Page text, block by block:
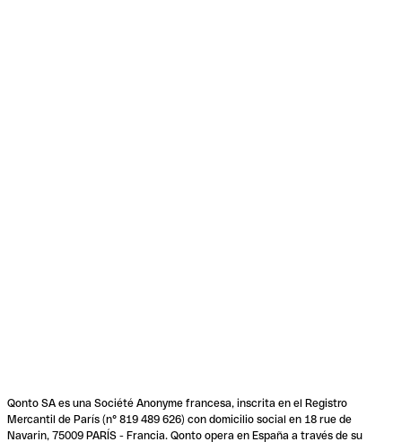
Qonto SA es una Société Anonyme francesa, inscrita en el Registro
Mercantil de París (n° 819 489 626) con domicilio social en 18 rue de
Navarin, 75009 PARÍS - Francia. Qonto opera en España a través de su